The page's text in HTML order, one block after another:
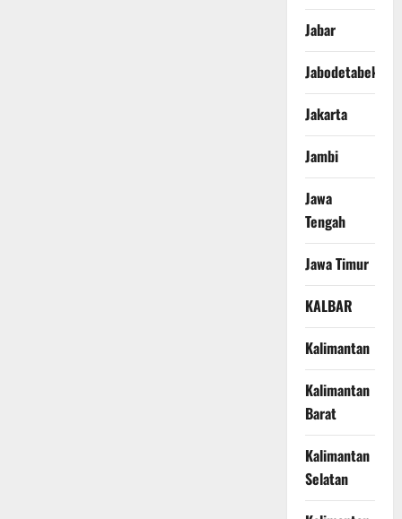
Jabar
Jabodetabek
Jakarta
Jambi
Jawa
Tengah
Jawa Timur
KALBAR
Kalimantan
Kalimantan
Barat
Kalimantan
Selatan